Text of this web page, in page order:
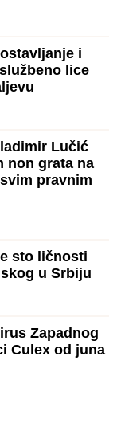
i
lice
Lučić
non grata na
pravnim
sto ličnosti
u Srbiju
Zapadnog
Culex od juna